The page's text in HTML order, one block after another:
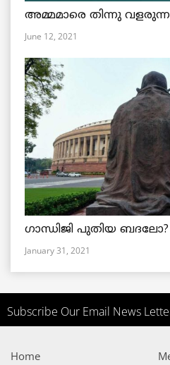
അമ്മമാരെ തിന്നു
June 12, 2021
ഗാന്ധിജി പുതിയ ബദലോ?
January 31, 2021
Subscribe Our Email News
Home